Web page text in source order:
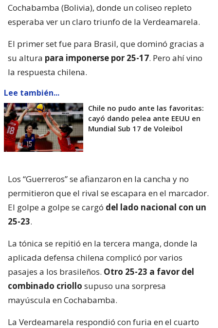
Cochabamba (Bolivia), donde un coliseo repleto
esperaba ver un claro triunfo de la Verdeamarela.
El primer set fue para Brasil, que dominó gracias a
su altura para imponerse por 25-17. Pero ahí vino
la respuesta chilena.
Lee también...
Chile no pudo ante las favoritas:
cayó dando pelea ante EEUU en
Mundial Sub 17 de Voleibol
Los “Guerreros” se afianzaron en la cancha y no
permitieron que el rival se escapara en el marcador.
El golpe a golpe se cargó del lado nacional con un
25-23.
La tónica se repitió en la tercera manga, donde la
aplicada defensa chilena complicó por varios
pasajes a los brasileños. Otro 25-23 a favor del
combinado criollo supuso una sorpresa
mayúscula en Cochabamba.
La Verdeamarela respondió con furia en el cuarto